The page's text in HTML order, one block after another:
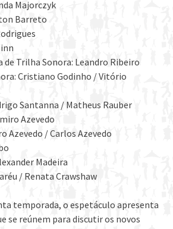
Majorczyk
Barreto
de Trilha Sonora: Leandro Ribeiro
Cristiano Godinho / Vitório
Santanna / Matheus Rauber
Azevedo
Azevedo / Carlos Azevedo
Madeira
/ Renata Crawshaw
temporada, o espetáculo apresenta
se reúnem para discutir os novos